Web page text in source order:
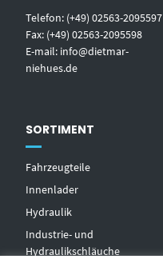
Telefon: (+49) 02563-2095597
Fax: (+49) 02563-2095598
E-mail: info@dietmar-
niehues.de
SORTIMENT
Fahrzeugteile
Innenlader
Hydraulik
Industrie- und
Hydraulikschläuche